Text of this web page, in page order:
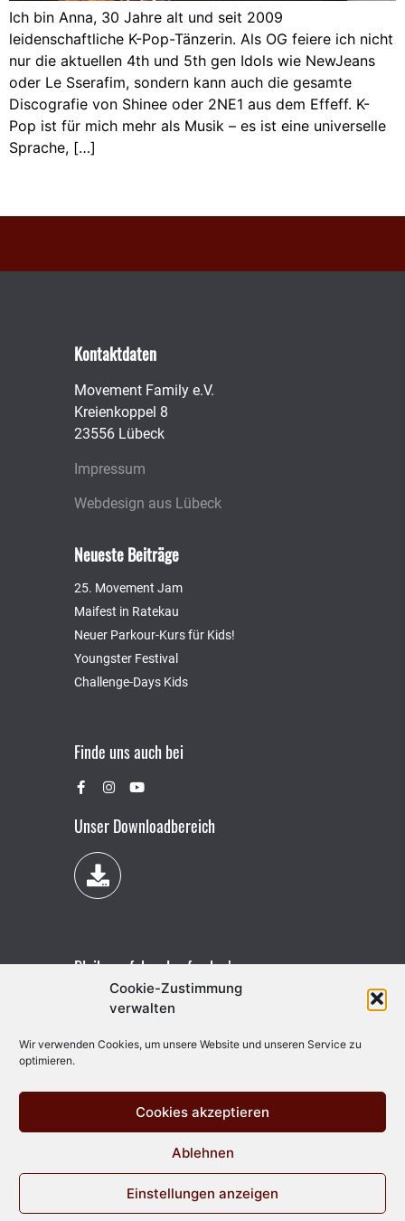
Cookie-Zustimmung
verwalten
Wir verwenden Cookies, um unsere Website und unseren Service zu
optimieren.
Cookies akzeptieren
Ablehnen
Einstellungen anzeigen
Ich bin Anna, 30 Jahre alt und seit 2009
leidenschaftliche K-Pop-Tänzerin. Als OG feiere ich nicht
nur die aktuellen 4th und 5th gen Idols wie NewJeans
oder Le Sserafim, sondern kann auch die gesamte
Discografie von Shinee oder 2NE1 aus dem Effeff. K-
Pop ist für mich mehr als Musik – es ist eine universelle
Sprache, […]
Kontaktdaten
Movement Family e.V.
Kreienkoppel 8
23556 Lübeck
Impressum
Webdesign aus Lübeck
Neueste Beiträge
25. Movement Jam
Maifest in Ratekau
Neuer Parkour-Kurs für Kids!
Youngster Festival
Challenge-Days Kids
Finde uns auch bei
Unser Downloadbereich
Bleibe auf dem Laufenden!
Vertrag widerrufen